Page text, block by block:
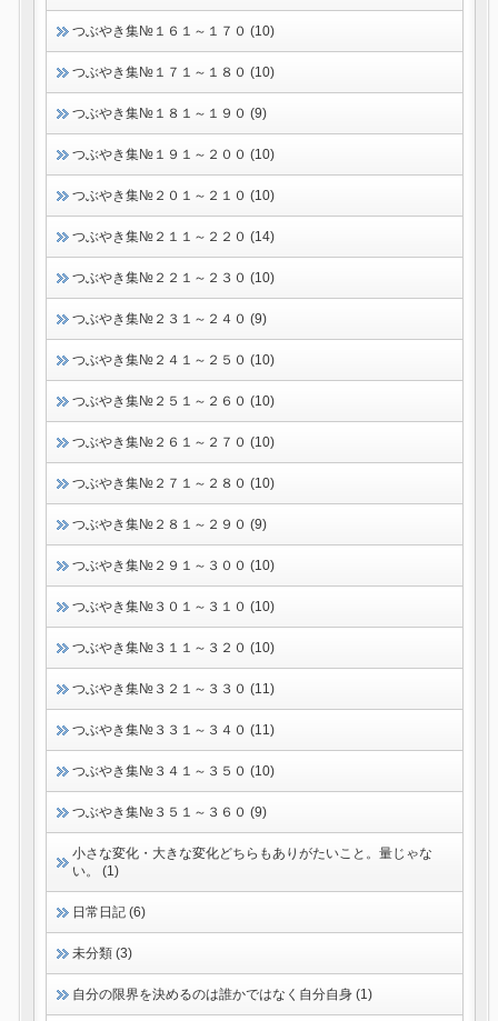
つぶやき集№１６１～１７０ (10)
つぶやき集№１７１～１８０ (10)
つぶやき集№１８１～１９０ (9)
つぶやき集№１９１～２００ (10)
つぶやき集№２０１～２１０ (10)
つぶやき集№２１１～２２０ (14)
つぶやき集№２２１～２３０ (10)
つぶやき集№２３１～２４０ (9)
つぶやき集№２４１～２５０ (10)
つぶやき集№２５１～２６０ (10)
つぶやき集№２６１～２７０ (10)
つぶやき集№２７１～２８０ (10)
つぶやき集№２８１～２９０ (9)
つぶやき集№２９１～３００ (10)
つぶやき集№３０１～３１０ (10)
つぶやき集№３１１～３２０ (10)
つぶやき集№３２１～３３０ (11)
つぶやき集№３３１～３４０ (11)
つぶやき集№３４１～３５０ (10)
つぶやき集№３５１～３６０ (9)
小さな変化・大きな変化どちらもありがたいこと。量じゃな
い。 (1)
日常日記 (6)
未分類 (3)
自分の限界を決めるのは誰かではなく自分自身 (1)